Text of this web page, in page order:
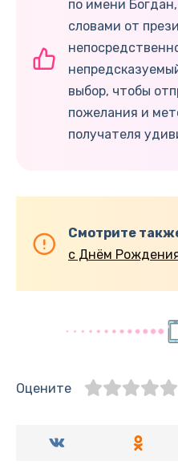
по имени
словами от
выбор, чтобы
пожелания и
получателя
Смотрите
с Днём
Оцените